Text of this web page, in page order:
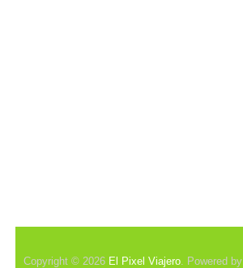
Copyright © 2026 El Pixel Viajero. Powered by